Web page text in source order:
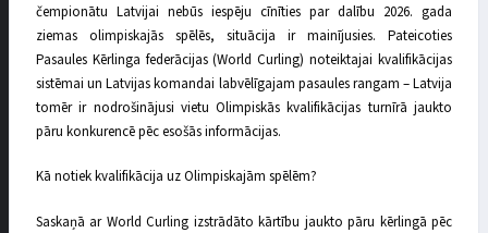
čempionātu Latvijai nebūs iespēju cīnīties par dalību 2026. gada
ziemas olimpiskajās spēlēs, situācija ir mainījusies. Pateicoties
Pasaules Kērlinga federācijas (World Curling) noteiktajai kvalifikācijas
sistēmai un Latvijas komandai labvēlīgajam pasaules rangam – Latvija
tomēr ir nodrošinājusi vietu Olimpiskās kvalifikācijas turnīrā jaukto
pāru konkurencē pēc esošās informācijas.
Kā notiek kvalifikācija uz Olimpiskajām spēlēm?
Saskaņā ar World Curling izstrādāto kārtību jaukto pāru kērlingā pēc